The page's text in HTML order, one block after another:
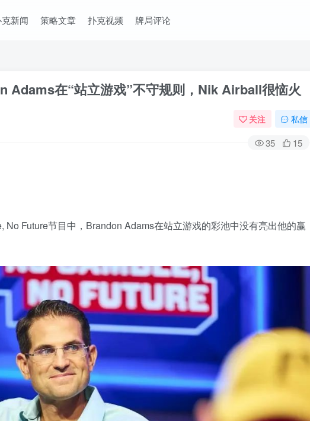
新闻 策略文章 扑克视频 牌局评论
Adams在“站立游戏”不守规则，Nik Airball很恼火
关注 私信
35 15
No Future节目中，Brandon Adams在站立游戏的彩池中没有亮出他的赢